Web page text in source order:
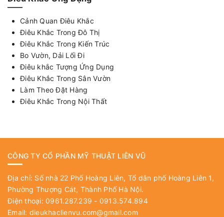
Cảnh Quan Điêu Khắc
Điêu Khắc Trong Đô Thị
Điêu Khắc Trong Kiến Trúc
Bo Vườn, Dải Lối Đi
Điêu khắc Tượng Ứng Dụng
Điêu Khắc Trong Sân Vườn
Làm Theo Đặt Hàng
Điêu Khắc Trong Nội Thất
CÔNG TY CỔ PHẦN MỸ THUẬT LIÊN VŨ
Địa chỉ: Số nhà 22 Phố Hoàng Liên, Tổ dân phố Hoàng Liên 1,
Phường Thượng Cát, Thành Phố Hà Nội.
Điện thoại: 0961.287.239 - 0913.574.894
Email: dieukhaclienvu.com@gmail.com